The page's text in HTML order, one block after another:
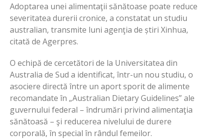
Adoptarea unei alimentaţii sănătoase poate reduce
severitatea durerii cronice, a constatat un studiu
australian, transmite luni agenţia de știri Xinhua,
citată de Agerpres.
O echipă de cercetători de la Universitatea din
Australia de Sud a identificat, într-un nou studiu, o
asociere directă între un aport sporit de alimente
recomandate în „Australian Dietary Guidelines” ale
guvernului federal – îndrumări privind alimentaţia
sănătoasă – şi reducerea nivelului de durere
corporală, în special în rândul femeilor.